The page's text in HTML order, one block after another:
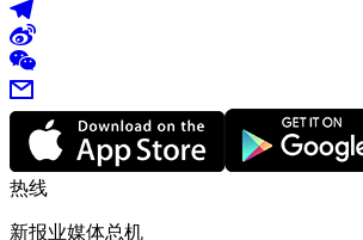
热线
新报业媒体总机